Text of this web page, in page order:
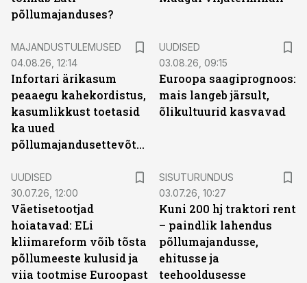
põllumajanduses?
MAJANDUSTULEMUSED
04.08.26, 12:14
Infortari ärikasum
peaaegu kahekordistus,
kasumlikkust toetasid
ka uued
põllumajandusettevõtted
UUDISED
03.08.26, 09:15
Euroopa saagiprognoos:
mais langeb järsult,
õlikultuurid kasvavad
UUDISED
30.07.26, 12:00
Väetisetootjad
hoiatavad: ELi
kliimareform võib tõsta
põllumeeste kulusid ja
viia tootmise Euroopast
SISUTURUNDUS
03.07.26, 10:27
Kuni 200 hj traktori rent
– paindlik lahendus
põllumajandusse,
ehitusse ja
teehooldusesse